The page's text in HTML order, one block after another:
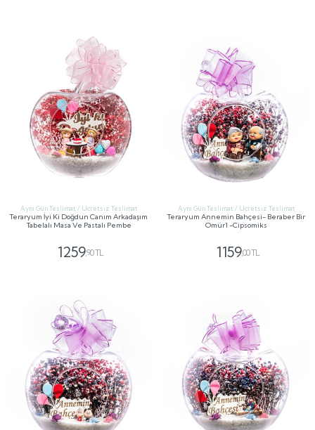
Aynı Gün Teslimat / Ücretsiz Teslimat
Teraryum İyi Ki Doğdun Canım Arkadaşım
Tabelalı Masa Ve Pastalı Pembe
1259,90 TL
Aynı Gün Teslimat / Ücretsiz Teslimat
Teraryum Annemin Bahçesi- Beraber Bir
Ömür1 -Cipsomiks
1159,00 TL